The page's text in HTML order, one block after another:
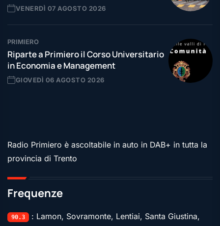
VENERDÌ 07 AGOSTO 2026
PRIMIERO
Riparte a Primiero il Corso Universitario
in Economia e Management
GIOVEDÌ 06 AGOSTO 2026
Radio Primiero è ascoltabile in auto in DAB+ in tutta la
provincia di Trento
Frequenze
90.3 : Lamon, Sovramonte, Lentiai, Santa Giustina,